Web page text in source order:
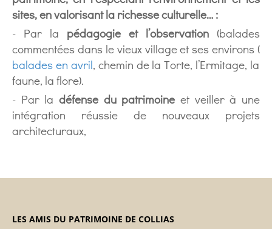
sites, en valorisant la richesse culturelle… :
- Par la pédagogie et l’observation (balades
commentées dans le vieux village et ses environs (
balades en avril, chemin de la Torte, l’Ermitage, la
faune, la flore).
- Par la défense du patrimoineet veiller à une
intégration réussie de nouveaux projets
architecturaux,
LES AMIS DU PATRIMOINE DE COLLIAS